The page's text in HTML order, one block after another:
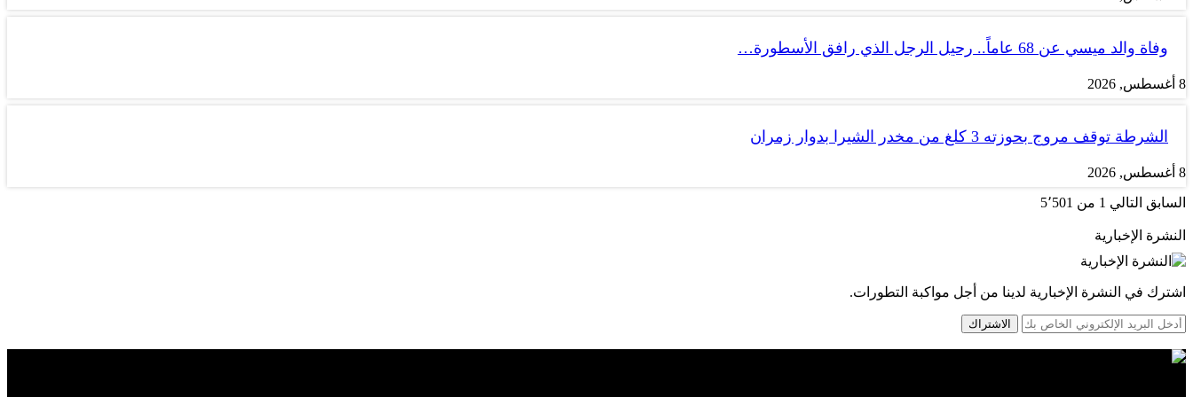
وفاة والد ميسي عن 68 عاماً.. رحيل الرجل الذي رافق الأسطورة…
8 أغسطس, 2026
الشرطة توقف مروج بحوزته 3 كلغ من مخدر الشيرا بدوار زمران
8 أغسطس, 2026
السابق التالي 1 من 5٬501
النشرة الإخبارية
اشترك في النشرة الإخبارية لدينا من أجل مواكبة التطورات.
الاشتراك